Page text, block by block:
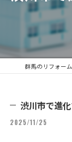
渋川市で進
2025/11/25